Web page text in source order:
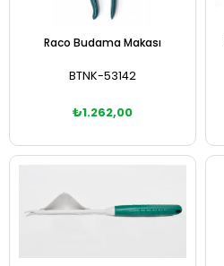
Raco Budama Makası
BTNK-53142
₺1.262,00